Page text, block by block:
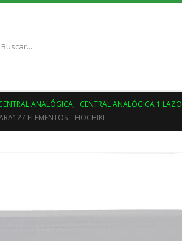
ANALÓGICA, CENTRAL ANALÓGICA 1 LAZO
ELEMENTOS – HOCHIKI